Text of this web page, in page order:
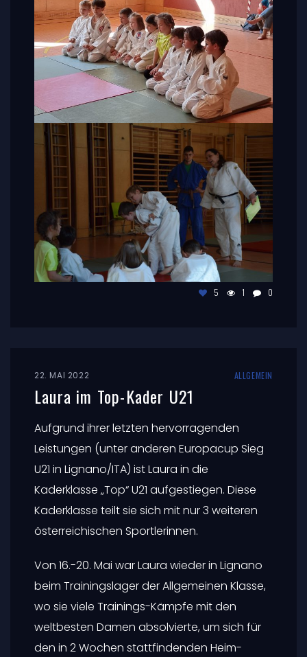
5 1 0
22. MAI 2022 ALLGEMEIN
Laura im Top-Kader U21
Aufgrund ihrer letzten hervorragenden
Leistungen (unter anderen Europacup Sieg
U21 in Lignano/ITA) ist Laura in die
Kaderklasse „Top“ U21 aufgestiegen. Diese
Kaderklasse teilt sie sich mit nur 3 weiteren
österreichischen Sportlerinnen.
Von 16.-20. Mai war Laura wieder in Lignano
beim Trainingslager der Allgemeinen Klasse,
wo sie viele Trainings-Kämpfe mit den
weltbesten Damen absolvierte, um sich für
den in 2 Wochen stattfindenden Heim-